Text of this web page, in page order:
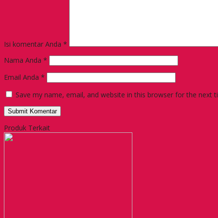
Isi komentar Anda *
Nama Anda *
Email Anda *
Save my name, email, and website in this browser for the next
Produk Terkait